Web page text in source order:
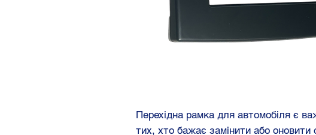
Перехідна рамка для автомобіля є
тих, хто бажає замінити або